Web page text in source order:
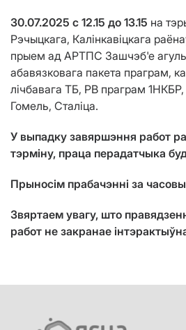
30.07.2025 с 12.15 до 13.15 на
Рэчыцкага, Калінкавіцкага
прыем ад АРТПС Зашчэб'е
абавязковага пакета праграм,
лічбавага ТБ, РВ праграм
Гомель, Сталіца.
У выпадку завяршэння работ
тэрміну, праца перадатчыка
Прыносім прабачэнні за
Звяртаем увагу, што
работ не закранае